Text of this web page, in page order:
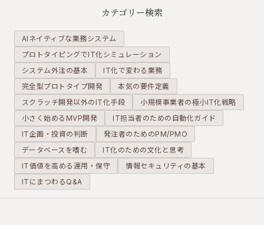
定義書に
「やらない
こと」を記
す重要性。
プルな権限
モデルを、
要件定義の
段階で固め
る方法。
カテゴリー検索
AIネイティブな業務システム
プロトタイピングでIT化シミュレーション
システム外注の基本
IT化で変わる業務
完全型プロトタイプ開発
本気の要件定義
スクラッチ開発以外のIT化手段
小規模事業者の極小IT化戦略
小さく始めるMVP開発
IT担当者のための自動化ガイド
IT企画・投資の判断
発注者のためのPM/PMO
データベースを嗜む
IT化のための文化と思考
IT価値を高める運用・保守
情報セキュリティの基本
ITにまつわるQ&A